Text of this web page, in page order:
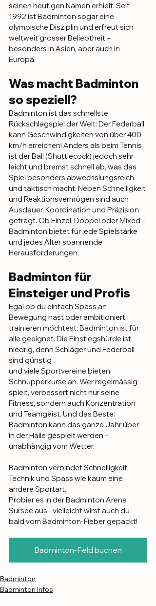
seinen heutigen Namen erhielt. Seit
1992 ist Badminton sogar eine
olympische Disziplin und erfreut sich
weltweit grosser Beliebtheit –
besonders in Asien, aber auch in
Europa.
Was macht Badminton
so speziell?
Badminton ist das schnellste
Rückschlagspiel der Welt: Der Federball
kann Geschwindigkeiten von über 400
km/h erreichen! Anders als beim Tennis
ist der Ball (Shuttlecock) jedoch sehr
leicht und bremst schnell ab, was das
Spiel besonders abwechslungsreich
und taktisch macht. Neben Schnelligkeit
und Reaktionsvermögen sind auch
Ausdauer, Koordination und Präzision
gefragt. Ob Einzel, Doppel oder Mixed –
Badminton bietet für jede Spielstärke
und jedes Alter spannende
Herausforderungen.
Badminton für
Einsteiger und Profis
Egal ob du einfach Spass an
Bewegung hast oder ambitioniert
trainieren möchtest: Badminton ist für
alle geeignet. Die Einstiegshürde ist
niedrig, denn Schläger und Federball
sind günstig
und viele Sportvereine bieten
Schnupperkurse an. Wer regelmässig
spielt, verbessert nicht nur seine
Fitness, sondern auch Konzentration
und Teamgeist. Und das Beste:
Badminton kann das ganze Jahr über
in der Halle gespielt werden –
unabhängig vom Wetter.
Badminton verbindet Schnelligkeit,
Technik und Spass wie kaum eine
andere Sportart.
Probier es in der Badminton Arena
Sursee aus– vielleicht wirst auch du
bald vom Badminton-Fieber gepackt!
Badminton-Feld buchen
Badminton
Badminton Infos